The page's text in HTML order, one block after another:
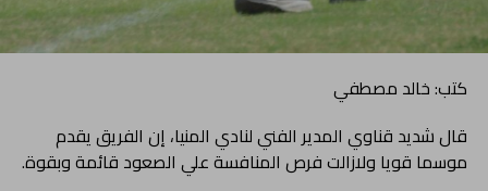
كتب: خالد مصطفي
قال شديد قناوي المدير الفني لنادي المنيا، إن الفريق يقدم
موسما قويا ولازالت فرص المنافسة علي الصعود قائمة وبقوة.